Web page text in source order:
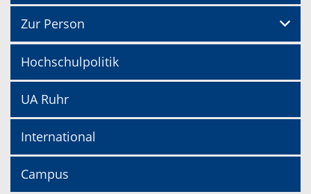
Zur Person
Hochschulpolitik
UA Ruhr
International
Campus